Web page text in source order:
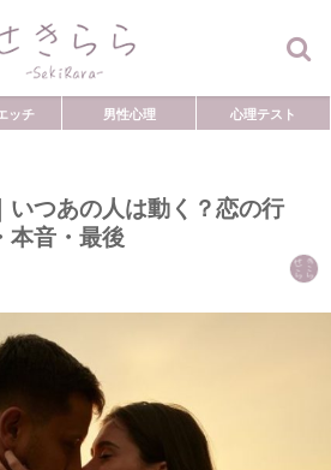
ッチ 男性心理 心理テスト
いつあの人は動く？恋の行
本音・最後